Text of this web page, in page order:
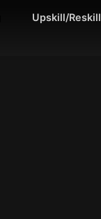
Upskill/Reskill